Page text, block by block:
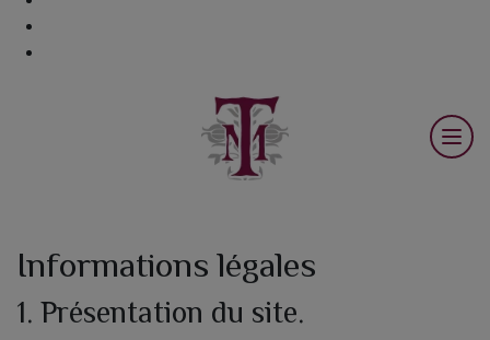
Informations légales
1. Présentation du site.